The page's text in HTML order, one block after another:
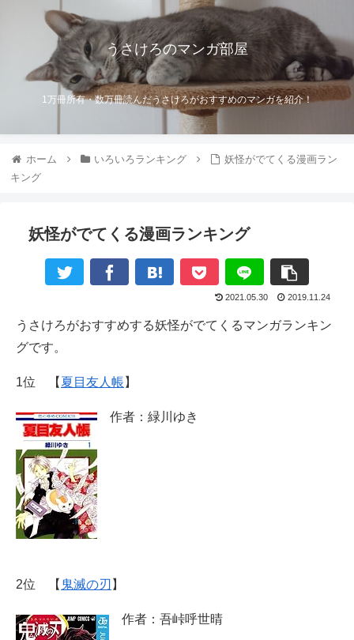
うさけろのマンガ部屋
1万冊所有・数万冊読んだうさけろがおすすめのマンガを紹介！
ホーム いろいろランキング
妖怪がでてくる漫画ラン
キング
妖怪がでてくる漫画ランキング
2021.05.30 2019.11.24
うさけろがおすすめする妖怪がでてくるマンガランキン
グです。
1位 【 夏目友人帳 】
作者：緑川ゆき
2位 【 鬼滅の刃 】
作者：吾峠呼世晴